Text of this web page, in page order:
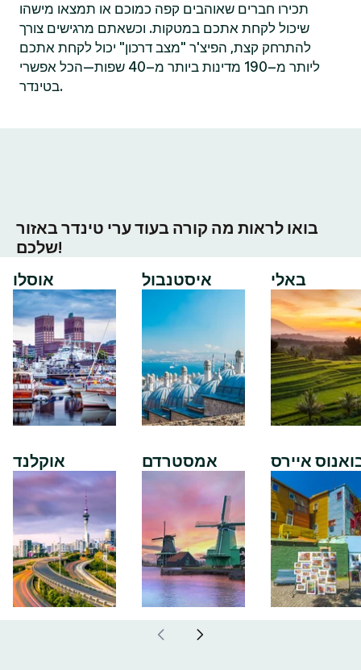
תכירו חברים שאוהבים קפה כמוכם או תמצאו מישהו
שיכול לקחת אתכם במטקות. וכשאתם מרגישים צורך
להתרחק קצת, הפיצ'ר "מצב דרכון" יכול לקחת אתכם
ליותר מ–190 מדינות ביותר מ–40 שפות—הכל אפשרי
בטינדר.
בואו לראות מה קורה בעוד ערי טינדר באזור
שלכם!
אוסלו
אוקלנד
איסטנבול
אמסטרדם
באלי
איירס